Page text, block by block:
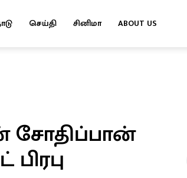
செய்தி சினிமா ABOUT US